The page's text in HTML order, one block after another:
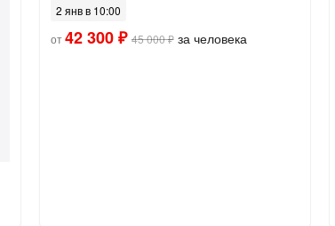
2 янв в 10:00
от42 300 ₽ 45 000 ₽за человека